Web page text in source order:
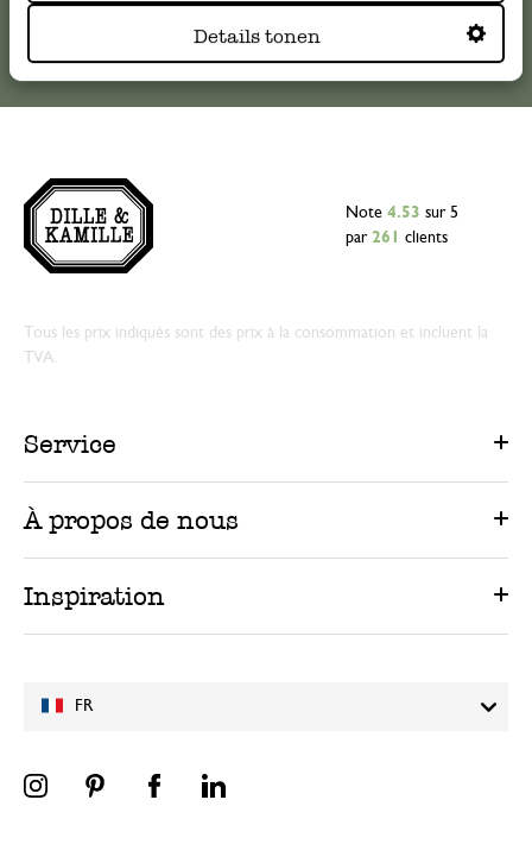
Details tonen
FR
Note 4.53 sur 5
par 261 clients
Tous les prix indiqués sont des prix à la consommation et incluent la
TVA.
Service
À propos de nous
Inspiration